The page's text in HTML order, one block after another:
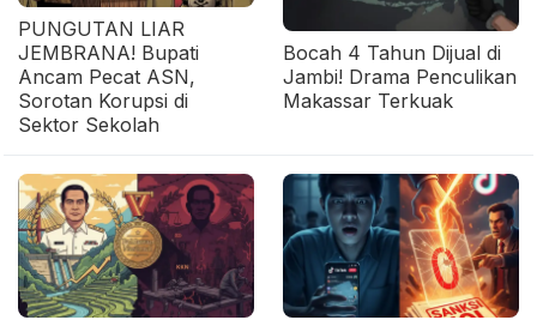
PUNGUTAN LIAR
JEMBRANA! Bupati
Ancam Pecat ASN,
Sorotan Korupsi di
Sektor Sekolah
Bocah 4 Tahun Dijual di
Jambi! Drama Penculikan
Makassar Terkuak